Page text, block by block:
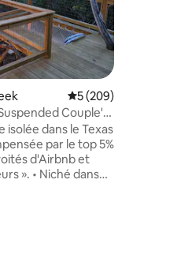
commentaires : 4,99 sur 5
Évaluation
5 (209)
Couple's
isolée dans le Texas
par le top 5%
d'Airbnb et
dans
!) dans la belle
Texas. Conçu dans